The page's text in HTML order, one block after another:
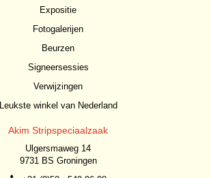
Expositie
Fotogalerijen
Beurzen
Signeersessies
Verwijzingen
Leukste winkel van Nederland
Akim Stripspeciaalzaak
Ulgersmaweg 14
9731 BS Groningen